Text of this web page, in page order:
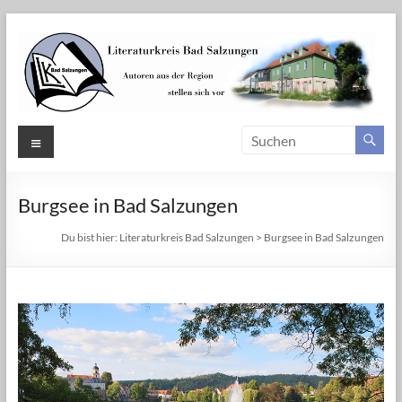
Inhalt
springen
Literaturkreis
Salzungen
Region
Bad
Salzungen
stellen
sich
Menü
Burgsee in Bad Salzungen
Du bist hier: Literaturkreis Bad Salzungen > Burgsee in Bad Salzungen